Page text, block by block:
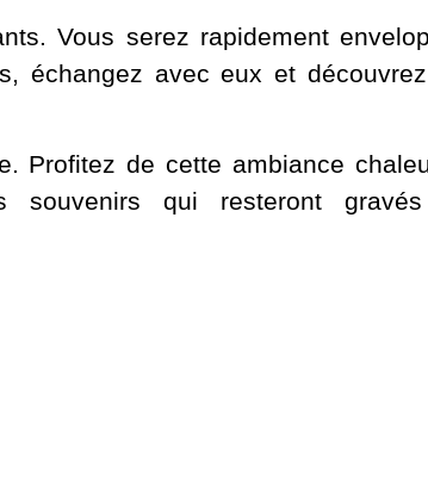
Vous serez rapidement
échangez avec eux et
Profitez de cette ambiance
souvenirs qui resteront